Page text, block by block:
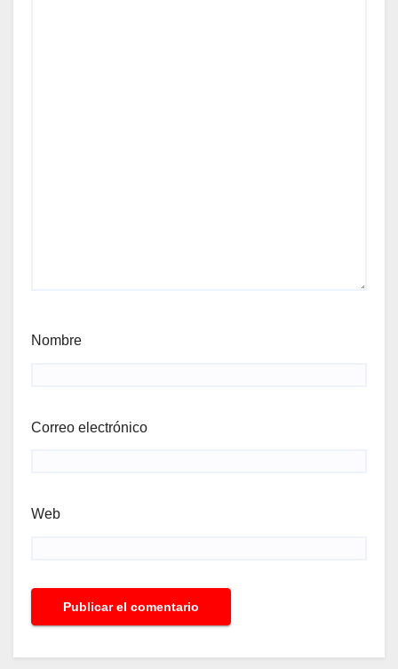
Nombre
Correo electrónico
Web